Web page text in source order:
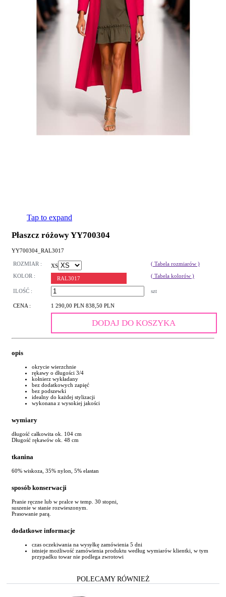
Tap to expand
Płaszcz różowy YY700304
YY700304_RAL3017
ROZMIAR : XS
( Tabela rozmiarów )
KOLOR :
RAL3017 ( Tabela kolorów )
ILOŚĆ : szt
CENA : 1 290,00 PLN 838,50 PLN
DODAJ DO KOSZYKA
opis
okrycie wierzchnie
rękawy o długości 3/4
kołnierz wykładany
bez dodatkowych zapięć
bez podszewki
idealny do każdej stylizacji
wykonana z wysokiej jakości
wymiary
długość całkowita ok. 104 cm
Długość rękawów ok. 48 cm
tkanina
60% wiskoza, 35% nylon, 5% elastan
sposób konserwacji
Pranie ręczne lub w pralce w temp. 30 stopni,
suszenie w stanie rozwieszonym.
Prasowanie parą.
dodatkowe informacje
czas oczekiwania na wysyłkę zamówienia 5 dni
istnieje możliwość zamówienia produktu według wymiarów klientki, w tym
przypadku towar nie podlega zwrotowi
POLECAMY RÓWNIEŻ